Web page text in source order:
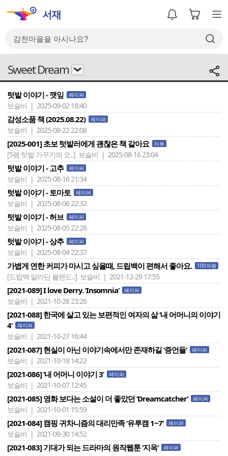
Sweet Dream
텃밭 이야기 - 깻잎 페이퍼
보슬비 | 2025-09-02 18:40
감성소품 책 (2025.08.22) 페이퍼
보슬비 | 2025-08-22 22:08
[2025-001] 초보 텃밭러에게 괜찮은 책 같아요 리뷰
[5평 텃밭 가꾸기의 모..] 보슬비 | 2025-08-16 23:04
텃밭 이야기 - 고추 페이퍼
보슬비 | 2025-08-16 21:34
텃밭 이야기 - 토마토 페이퍼
보슬비 | 2025-08-06 22:32
텃밭 이야기 - 허브 페이퍼
보슬비 | 2025-08-05 22:28
텃밭 이야기 - 상추 페이퍼
보슬비 | 2025-08-04 22:37
가볍게 연한 커피가 마시고 싶을때, 드립백이 편해서 좋아요. 100자평
[드립백 알라딘 블렌드..] 보슬비 | 2021-12-29 17:55
[2021-089] I love Derry. ‘Insomnia‘ 페이퍼
보슬비 | 2021-10-28 23:26
[2021-088] 한국에 살고 있는 보편적인 여자의 삶 ‘내 어머니의 이야기
4‘
페이퍼
보슬비 | 2021-10-27 16:44
[2021-087] 현실이 아닌 이야기속에서만 존재하길 ‘증언들‘ 페이퍼
보슬비 | 2021-10-18 14:22
[2021-086] ‘내 어머니 이야기 3’ 페이퍼
보슬비 | 2021-10-07 12:45
[2021-085] 영화 보다는 소설이 더 좋았던 ‘Dreamcatcher‘ 페이퍼
보슬비 | 2021-10-01 15:59
[2021-084] 캠핑 귀차니즘의 대리만족 ‘유루캠 1~7‘ 페이퍼
보슬비 | 2021-09-30 14:52
[2021-083] 기대가 되는 드라마의 원작웹툰 ‘지옥‘ 페이퍼